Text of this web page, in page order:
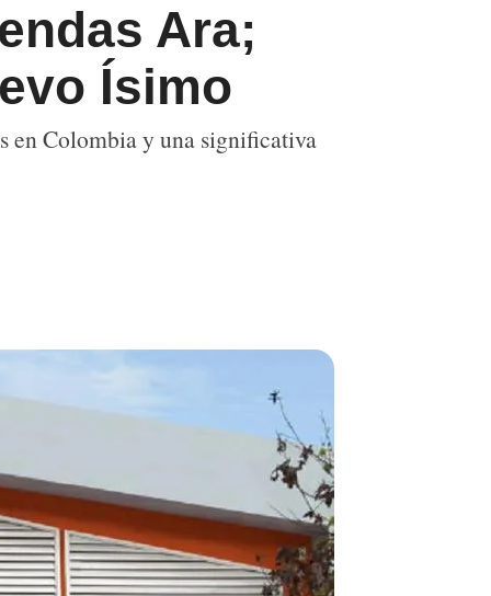
Ara;
Ísimo
en Colombia y una significativa